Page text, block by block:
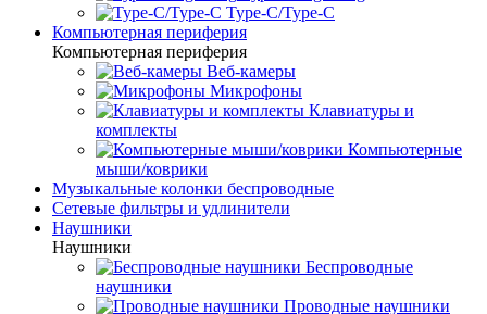
Type-C/Type-C
Компьютерная периферия
Компьютерная периферия
Веб-камеры
Микрофоны
Клавиатуры и
комплекты
Компьютерные
мыши/коврики
Музыкальные колонки беспроводные
Сетевые фильтры и удлинители
Наушники
Наушники
Беспроводные
наушники
Проводные наушники